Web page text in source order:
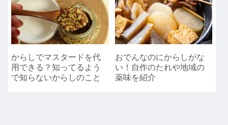
からしでマスタードを代
用できる？知ってるよう
で知らないからしのこと
おでんなのにからしがな
い！自作のたれや地域の
薬味を紹介